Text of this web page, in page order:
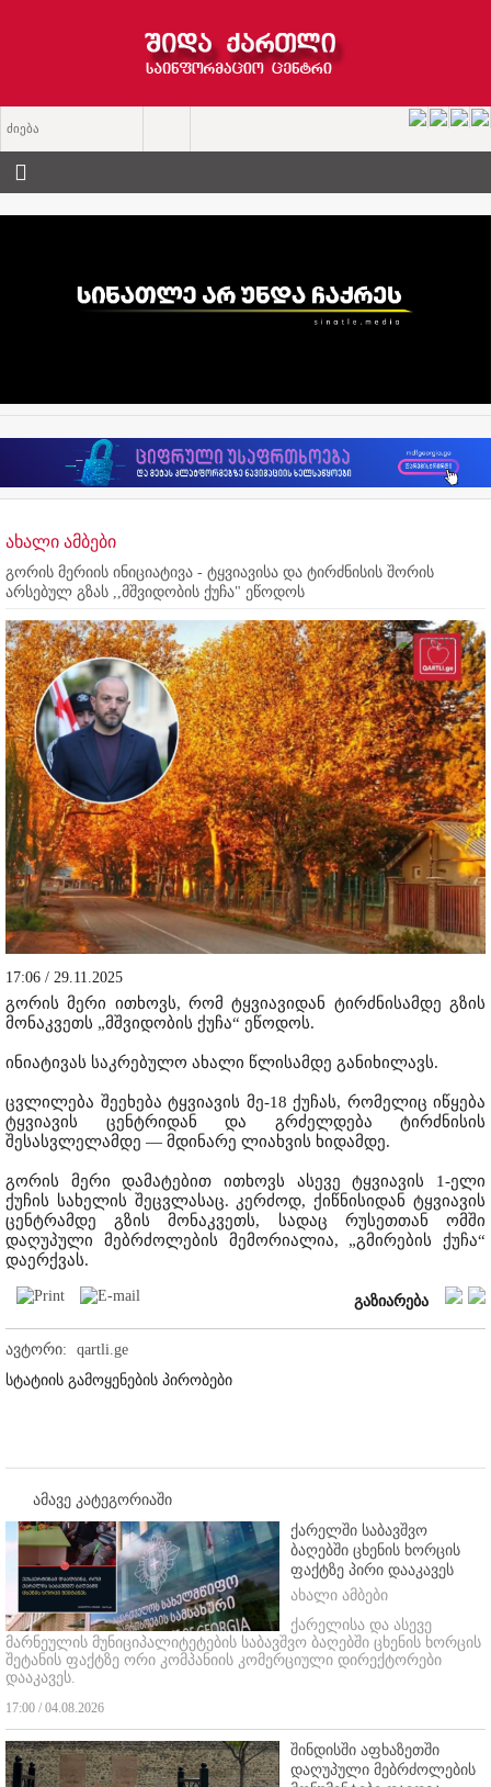
ახალი ამბები
გორის მერიის ინიციატივა - ტყვიავისა და ტირძნისის შორის
არსებულ გზას ,,მშვიდობის ქუჩა" ეწოდოს
17:06 / 29.11.2025
გორის მერი ითხოვს, რომ ტყვიავიდან ტირძნისამდე გზის
მონაკვეთს „მშვიდობის ქუჩა“ ეწოდოს.
ინიატივას საკრებულო ახალი წლისამდე განიხილავს.
ცვლილება შეეხება ტყვიავის მე-18 ქუჩას, რომელიც იწყება
ტყვიავის ცენტრიდან და გრძელდება ტირძნისის
შესასვლელამდე — მდინარე ლიახვის ხიდამდე.
გორის მერი დამატებით ითხოვს ასევე ტყვიავის 1-ელი
ქუჩის სახელის შეცვლასაც. კერძოდ, ქიწნისიდან ტყვიავის
ცენტრამდე გზის მონაკვეთს, სადაც რუსეთთან ომში
დაღუპული მებრძოლების მემორიალია, „გმირების ქუჩა“
დაერქვას.
გაზიარება
ავტორი:
qartli.ge
სტატიის გამოყენების პირობები
ამავე კატეგორიაში
ქარელში საბავშვო
ბაღებში ცხენის ხორცის
ფაქტზე პირი დააკავეს
ახალი ამბები
ქარელისა და ასევე
მარნეულის მუნიციპალიტეტების საბავშვო ბაღებში ცხენის ხორცის
შეტანის ფაქტზე ორი კომპანიის კომერციული დირექტორები
დააკავეს.
17:00 / 04.08.2026
შინდისში აფხაზეთში
დაღუპული მებრძოლების